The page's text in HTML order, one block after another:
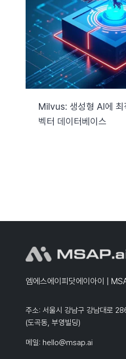
자료실
기술지원
Search
Milvus: 생성형 AI에 최
벡터 데이터베이스
엠에스에이피닷에이아이 |
주소: 서울시 강남구 강남대로
(도곡동, 부영빌딩)
메일: hello@msap.ai